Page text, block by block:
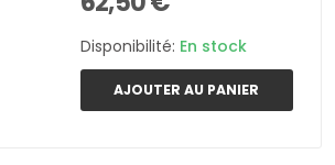
Disponibilité: En stock
AJOUTER AU PANIER